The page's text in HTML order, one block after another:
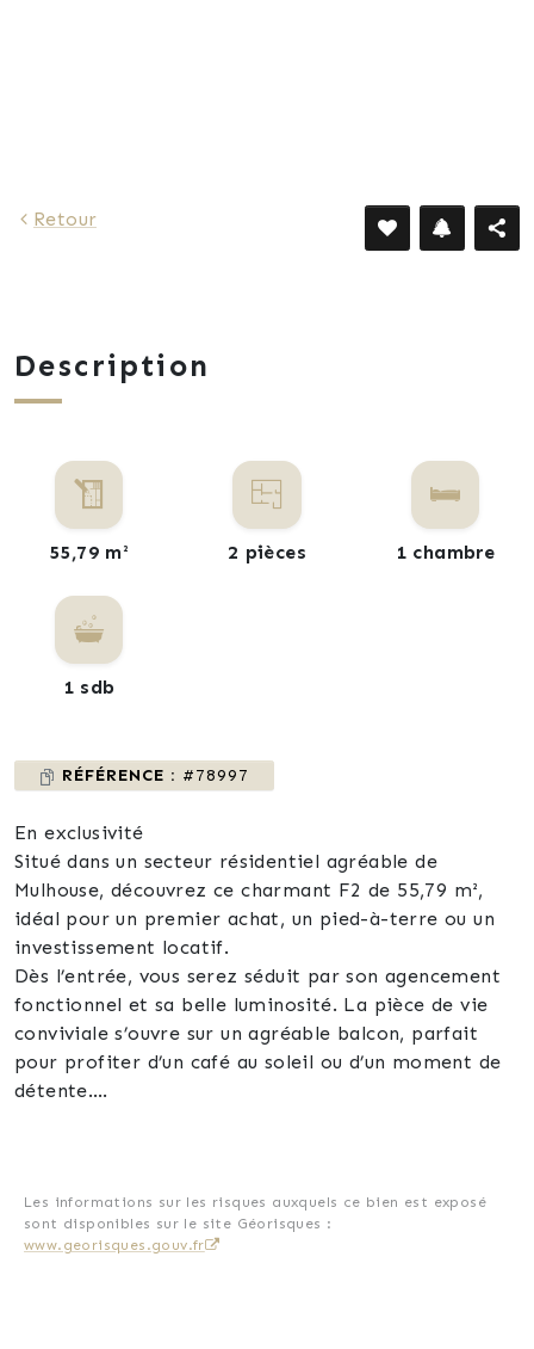
Retour
Description
55,79 m² 2 pièces 1 chambre
1 sdb
RÉFÉRENCE : #78997
En exclusivité
Situé dans un secteur résidentiel agréable de
Mulhouse, découvrez ce charmant F2 de 55,79 m²,
idéal pour un premier achat, un pied-à-terre ou un
investissement locatif.
Dès l’entrée, vous serez séduit par son agencement
fonctionnel et sa belle luminosité. La pièce de vie
conviviale s’ouvre sur un agréable balcon, parfait
pour profiter d’un café au soleil ou d’un moment de
détente.
✨ Une cuisine équipée, fonctionnelle et en bon état
✨ Une chambre confortable
Les informations sur les risques auxquels ce bien est exposé
sont disponibles sur le site Géorisques :
www.georisques.gouv.fr